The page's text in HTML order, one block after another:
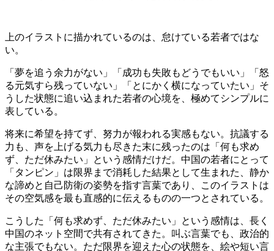
上のイラストに描かれているのは、怠けている若者ではな
い。
「夢を追う余力がない」「成功も失敗もどうでもいい」「怒
る元気すら残っていない」「とにかく横になっていたい」そ
うした状態に追い込まれた若者の心境を、極めてシンプルに
表している。
将来に希望を持てず、努力が報われる実感もない。抗議する
力も、声を上げる気力も尽きた末に残ったのは「何も求め
ず、ただ休みたい」という感情だけだ。中国の若者にとって
「タンピン」は限界まで消耗した結果として生まれた、静か
な諦めと自己防衛の姿勢を指す言葉であり、このイラストは
その空気感を最も直感的に伝えるものの一つとされている。
こうした「何も求めず、ただ休みたい」という感情は、長く
中国のネット空間で共有されてきた。叫ぶ言葉でも、政治的
な主張でもない。ただ限界を迎えた心の状態を、絵や短い言